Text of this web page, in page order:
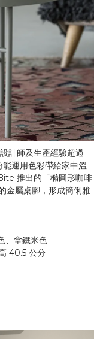
計師及生產經驗超過
運用色彩帶給家中溫
推出的「橢圓形咖啡
金屬桌腳，形成簡俐雅
、拿鐵米色
40.5 公分